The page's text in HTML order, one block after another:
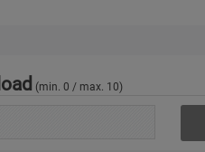
(min. 0 / max. 10)